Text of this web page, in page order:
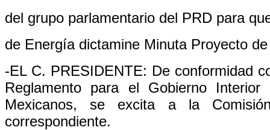
del grupo parlamentario del PRD para
de Energía dictamine Minuta Proyecto
-EL C. PRESIDENTE: De conformidad
Reglamento para el Gobierno
Mexicanos, se excita a la
correspondiente.